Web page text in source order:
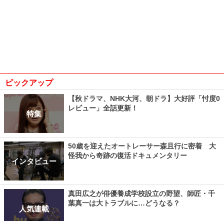
ピックアップ
特集
【秋ドラマ、NHK大河、朝ドラ】大好評「忖度0
レビュー」全話更新！
インタビュー
50歳を迎えたオートレーサー森且行に密着 大
怪我から奇跡の復活ドキュメンタリー
人気連載
真田広之が俳優養成学校設立の野望、師匠・千
葉真一は大トラブルに…どうなる？